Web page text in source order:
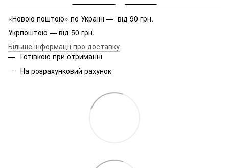
«Новою поштою» по Україні — від 90 грн.
Укрпоштою — від 50 грн.
Більше інформації про доставку
Готівкою при отриманні
На розрахунковий рахунок